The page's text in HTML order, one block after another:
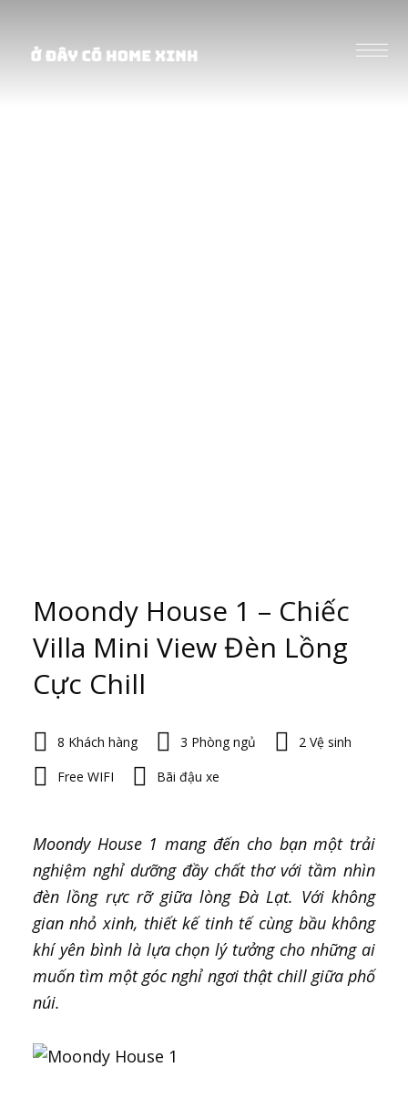
Moondy House 1 – Chiếc
Villa Mini View Đèn Lồng
Cực Chill
8 Khách hàng 3 Phòng ngủ
2 Vệ sinh
Free WIFI
Bãi đậu xe
Moondy House 1 mang đến cho bạn một trải
nghiệm nghỉ dưỡng đầy chất thơ với tầm nhìn
đèn lồng rực rỡ giữa lòng Đà Lạt. Với không
gian nhỏ xinh, thiết kế tinh tế cùng bầu không
khí yên bình là lựa chọn lý tưởng cho những ai
muốn tìm một góc nghỉ ngơi thật chill giữa phố
núi.